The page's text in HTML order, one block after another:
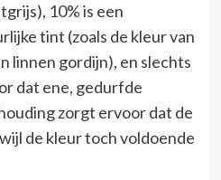
10% is een
tint (zoals de kleur van
linnen gordijn), en slechts
dat ene, gedurfde
zorgt ervoor dat de
de kleur toch voldoende